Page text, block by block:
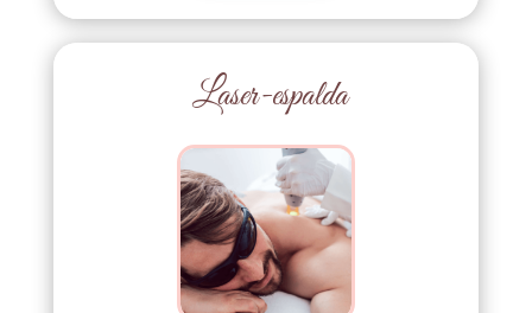
Laser-espalda